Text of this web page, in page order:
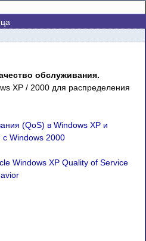
обслуживания.
XP / 2000 для распределения
(QoS) в Windows XP и
Windows 2000
Windows XP Quality of Service